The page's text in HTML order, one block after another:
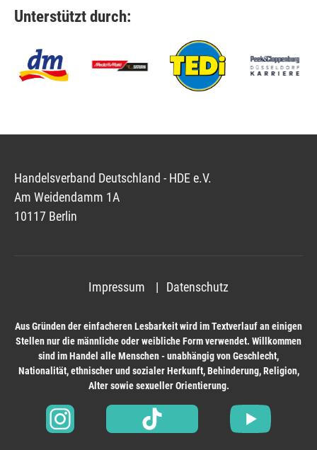
Unterstützt durch:
Handelsverband Deutschland - HDE e.V.
Am Weidendamm 1A
10117 Berlin
Aus Gründen der einfacheren Lesbarkeit wird im Textverlauf an einigen
Stellen nur die männliche oder weibliche Form verwendet. Willkommen
sind im Handel alle Menschen - unabhängig von Geschlecht,
Nationalität, ethnischer und sozialer Herkunft, Behinderung, Religion,
Alter sowie sexueller Orientierung.
Impressum Datenschutz